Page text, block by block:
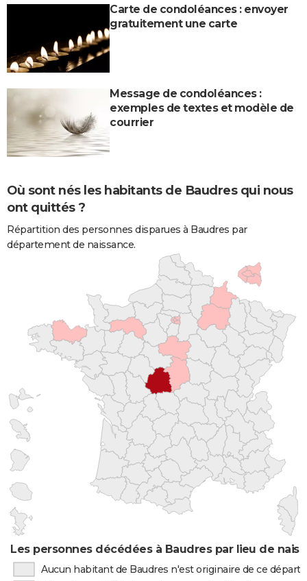
Carte de condoléances : envoyer
gratuitement une carte
Message de condoléances :
exemples de textes et modèle de
courrier
Où sont nés les habitants de Baudres qui nous
ont quittés ?
Répartition des personnes disparues à Baudres par
département de naissance.
Les personnes décédées à Baudres par lieu de
Aucun habitant de Baudres n'est originaire de ce